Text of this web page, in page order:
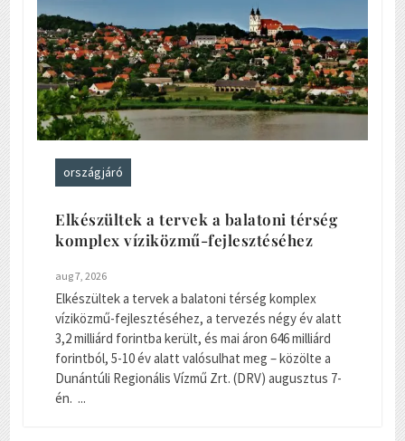
országjáró
Elkészültek a tervek a balatoni térség
komplex víziközmű-fejlesztéséhez
aug 7, 2026
Elkészültek a tervek a balatoni térség komplex
víziközmű-fejlesztéséhez, a tervezés négy év alatt
3,2 milliárd forintba került, és mai áron 646 milliárd
forintból, 5-10 év alatt valósulhat meg – közölte a
Dunántúli Regionális Vízmű Zrt. (DRV) augusztus 7-
én. ...